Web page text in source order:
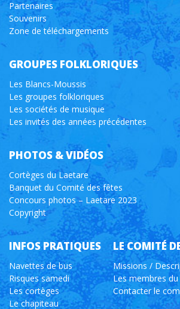
Partenaires
Souvenirs
Zone de téléchargements
GROUPES FOLKLORIQUES
Les Blancs-Moussis
Les groupes folkloriques
Les sociétés de musique
Les invités des années précédentes
PHOTOS & VIDÉOS
Cortèges du Laetare
Banquet du Comité des fêtes
Concours photos – Laetare 2023
Copyright
INFOS PRATIQUES
Navettes de bus
Risques samedi
Les cortèges
Le chapiteau
LE COMITÉ
Missions /
Les membres
Contacter le